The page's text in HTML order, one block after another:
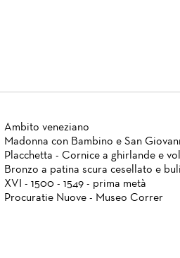
Ambito veneziano
Madonna con Bambino e San
Placchetta - Cornice a ghirlande e
Bronzo a patina scura cesellato e
XVI - 1500 - 1549 - prima metà
Procuratie Nuove - Museo Correr